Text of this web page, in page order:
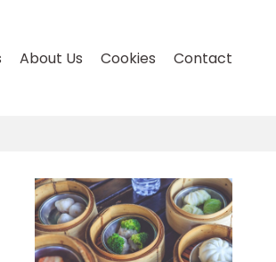
About Us Cookies Contact